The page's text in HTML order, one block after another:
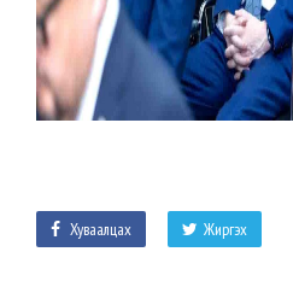
Жиргэх
Хуваалцах